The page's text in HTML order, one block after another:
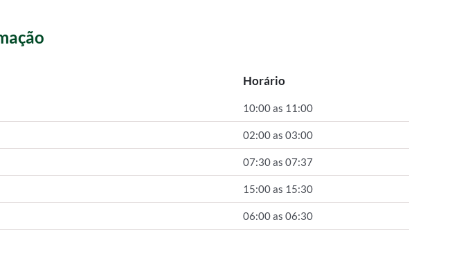
Horário
10:00 as 11:00
02:00 as 03:00
07:30 as 07:37
15:00 as 15:30
06:00 as 06:30